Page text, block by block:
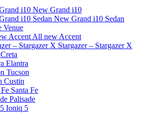
New Grand i10
New Grand i10 Sedan
Venue
All new Accent
Stargazer – Stargazer X
Creta
Elantra
Tucson
Custin
Santa Fe
Palisade
Ioniq 5